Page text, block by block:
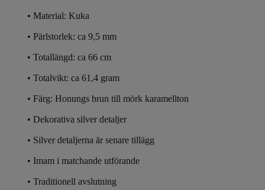
• Material: Kuka
• Pärlstorlek: ca 9,5 mm
• Totallängd: ca 66 cm
• Totalvikt: ca 61,4 gram
• Färg: Honungs brun till mörk karamellton
• Dekorativa silver detaljer
• Silver detaljerna är senare tillägg
• Imam i matchande utförande
• Traditionell avslutning